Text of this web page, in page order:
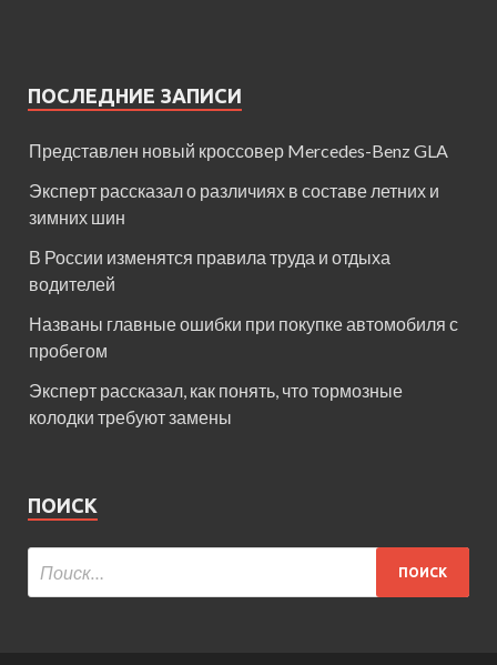
ПОСЛЕДНИЕ ЗАПИСИ
Представлен новый кроссовер Mercedes-Benz GLA
Эксперт рассказал о различиях в составе летних и
зимних шин
В России изменятся правила труда и отдыха
водителей
Названы главные ошибки при покупке автомобиля с
пробегом
Эксперт рассказал, как понять, что тормозные
колодки требуют замены
ПОИСК